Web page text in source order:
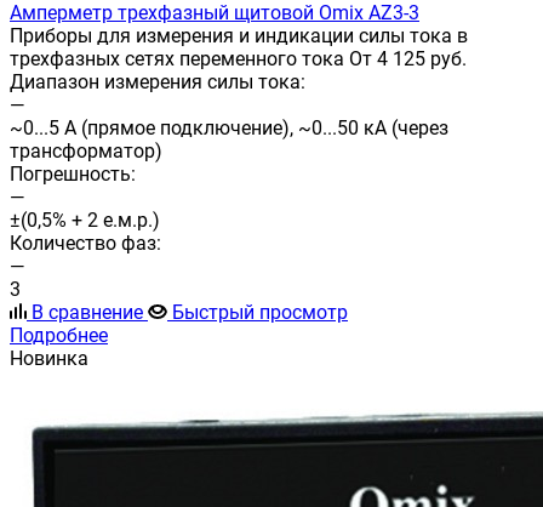
Амперметр трехфазный щитовой Omix AZ3-3
Приборы для измерения и индикации силы тока в
трехфазных сетях переменного тока От 4 125 руб.
Диапазон измерения силы тока:
—
~0...5 А (прямое подключение), ~0...50 кА (через
трансформатор)
Погрешность:
—
±(0,5% + 2 е.м.р.)
Количество фаз:
—
3
В сравнение
Быстрый просмотр
Подробнее
Новинка